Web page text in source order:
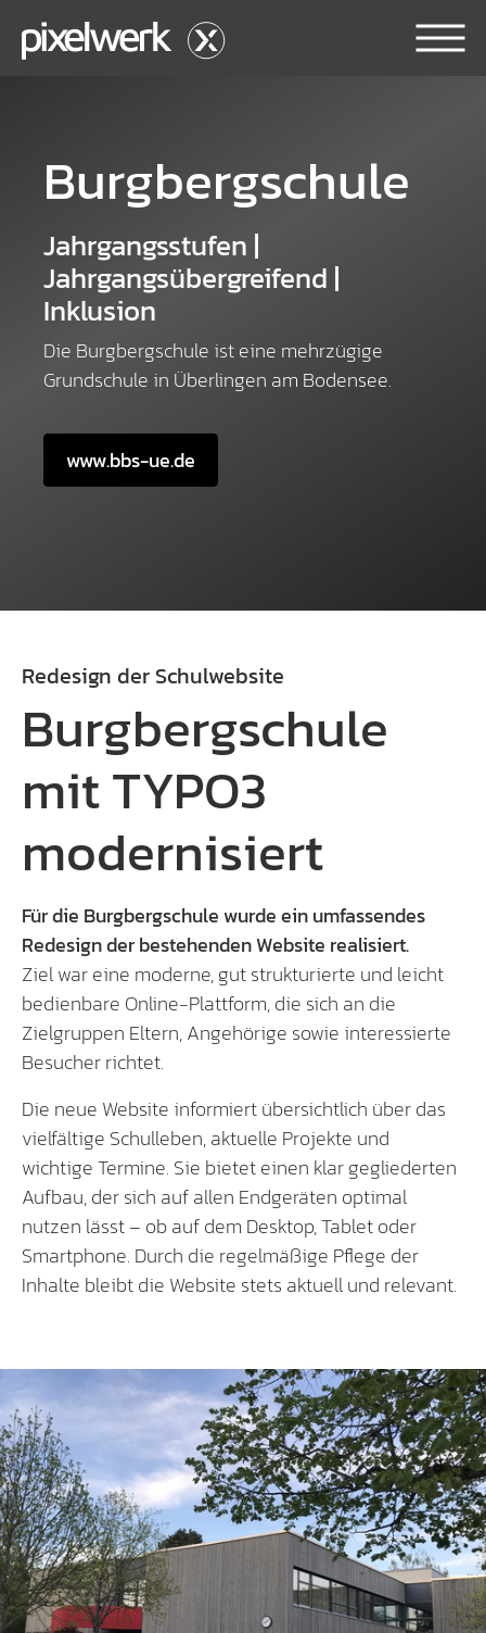
Burgbergschule
Jahrgangsstufen |
Jahrgangsübergreifend |
Inklusion
Die Burgbergschule ist eine mehrzügige
Grundschule in Überlingen am Bodensee.
www.bbs-ue.de
Redesign der Schulwebsite
Burgbergschule
mit TYPO3
modernisiert
Für die Burgbergschule wurde ein umfassendes
Redesign der bestehenden Website realisiert.
Ziel war eine moderne, gut strukturierte und leicht
bedienbare Online-Plattform, die sich an die
Zielgruppen Eltern, Angehörige sowie interessierte
Besucher richtet.
Die neue Website informiert übersichtlich über das
vielfältige Schulleben, aktuelle Projekte und
wichtige Termine. Sie bietet einen klar gegliederten
Aufbau, der sich auf allen Endgeräten optimal
nutzen lässt – ob auf dem Desktop, Tablet oder
Smartphone. Durch die regelmäßige Pflege der
Inhalte bleibt die Website stets aktuell und relevant.